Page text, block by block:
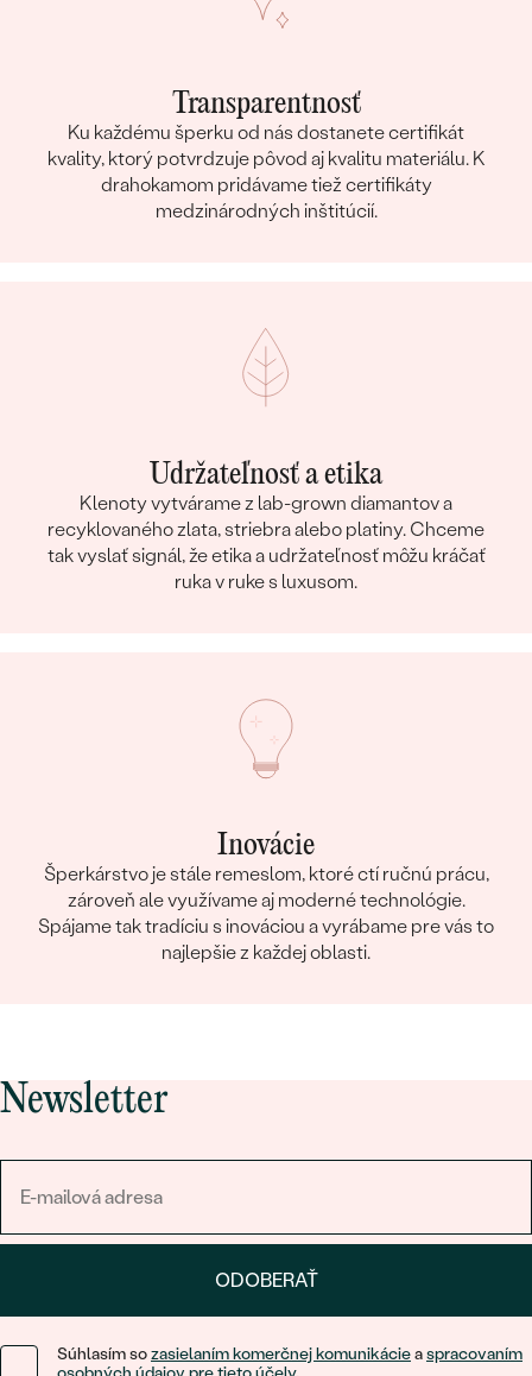
Transparentnosť
Ku každému šperku od nás dostanete certifikát
kvality, ktorý potvrdzuje pôvod aj kvalitu materiálu. K
drahokamom pridávame tiež certifikáty
medzinárodných inštitúcií.
Udržateľnosť a etika
Klenoty vytvárame z lab-grown diamantov a
recyklovaného zlata, striebra alebo platiny. Chceme
tak vyslať signál, že etika a udržateľnosť môžu kráčať
ruka v ruke s luxusom.
Inovácie
Šperkárstvo je stále remeslom, ktoré ctí ručnú prácu,
zároveň ale využívame aj moderné technológie.
Spájame tak tradíciu s inováciou a vyrábame pre vás to
najlepšie z každej oblasti.
Newsletter
ODOBERAŤ
Súhlasím sozasielaním komerčnej komunikácieaspracovaním